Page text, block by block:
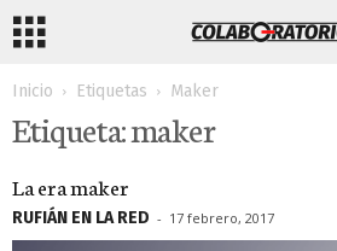
Inicio Etiquetas Maker
Etiqueta: maker
La era maker
RUFIÁN EN LA RED - 17 febrero, 2017